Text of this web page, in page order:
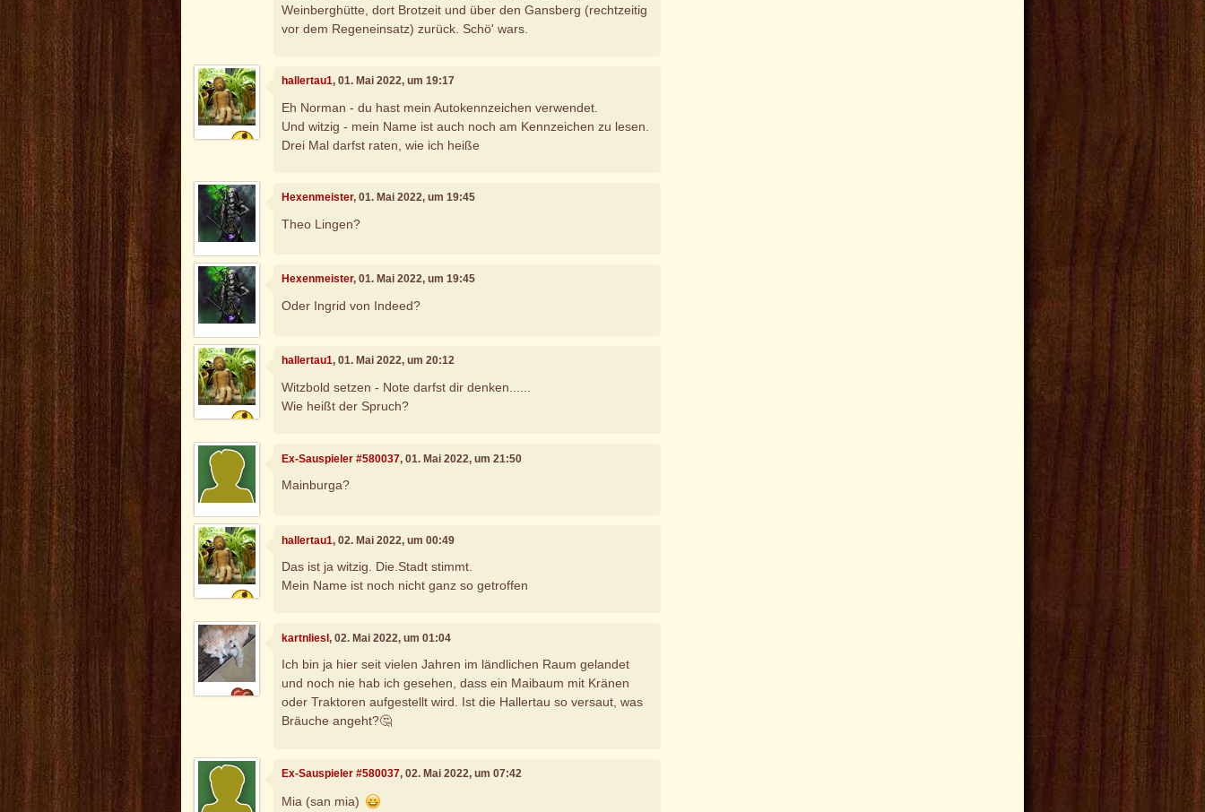
Weinberghütte, dort Brotzeit und über den Gansberg (rechtzeitig
vor dem Regeneinsatz) zurück. Schö' wars.
hallertau1, 01. Mai 2022, um 19:17
Eh Norman - du hast mein Autokennzeichen verwendet.
Und witzig - mein Name ist auch noch am Kennzeichen zu lesen.
Drei Mal darfst raten, wie ich heiße
Hexenmeister, 01. Mai 2022, um 19:45
Theo Lingen?
Hexenmeister, 01. Mai 2022, um 19:45
Oder Ingrid von Indeed?
hallertau1, 01. Mai 2022, um 20:12
Witzbold setzen - Note darfst dir denken......
Wie heißt der Spruch?
Ex-Sauspieler #580037, 01. Mai 2022, um 21:50
Mainburga?
hallertau1, 02. Mai 2022, um 00:49
Das ist ja witzig. Die.Stadt stimmt.
Mein Name ist noch nicht ganz so getroffen
kartnliesl, 02. Mai 2022, um 01:04
Ich bin ja hier seit vielen Jahren im ländlichen Raum gelandet
und noch nie hab ich gesehen, dass ein Maibaum mit Kränen
oder Traktoren aufgestellt wird. Ist die Hallertau so versaut, was
Bräuche angeht?🤔
Ex-Sauspieler #580037, 02. Mai 2022, um 07:42
Mia (san mia)